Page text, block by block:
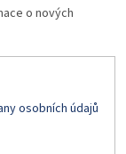
o nových
osobních údajů